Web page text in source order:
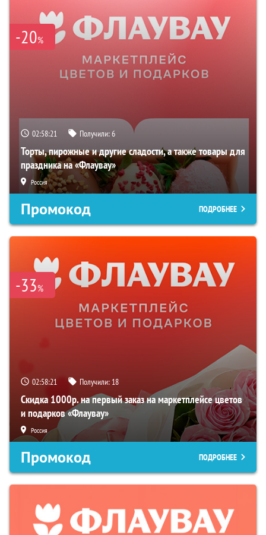
-20%
02:58:20 Получили:6
Торты, пирожные и другие сладости, а также товары для
праздника на «Флаувау»
Россия
Промокод ПОДРОБНЕЕ
-33%
02:58:20 Получили: 18
Скидка 1000р. на первый заказ на маркетплейсе цветов
и подарков «Флаувау»
Россия
Промокод ПОДРОБНЕЕ